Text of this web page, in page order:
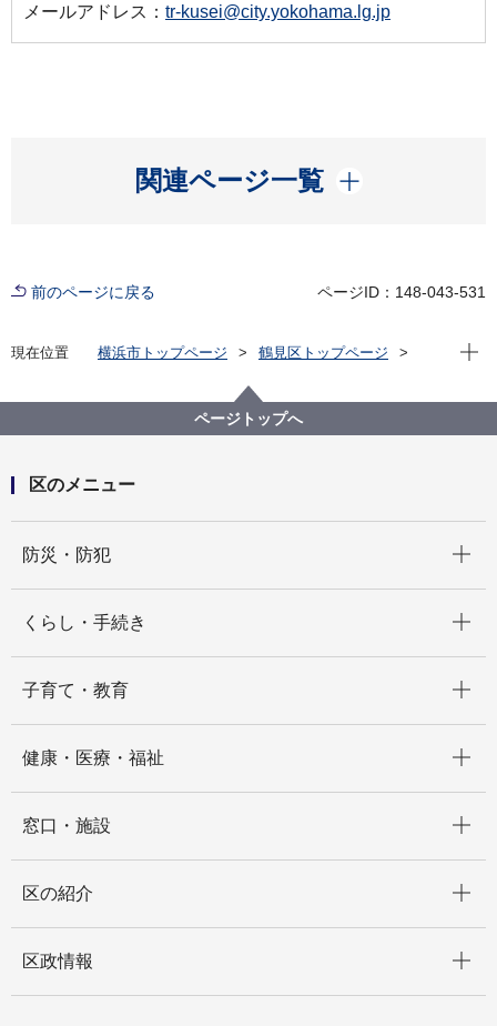
メールアドレス： tr-kusei@city.yokohama.lg.jp
関連ページ一覧
開く
前のページに戻る ページID：148-043-531
現在位置 横浜市トップページ
鶴見区トップページ
現在
ページトップへ
区のメニュー
防災・防犯
くらし・手続き
子育て・教育
健康・医療・福祉
窓口・施設
区の紹介
区政情報